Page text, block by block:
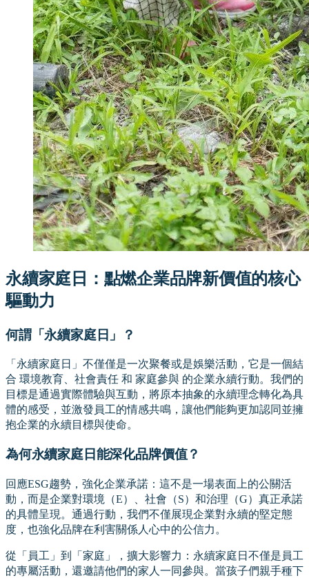
永續家庭日：點燃企業品牌新價值的核心
驅動力
何謂「永續家庭日」？
「永續家庭日」不僅僅是一次聚餐或是娛樂活動，它是一個結
合 環境教育、社會責任 和 家庭參與 的企業永續行動。我們的
目標是通過實際體驗與互動，將原本抽象的永續理念轉化為具
體的感受，並激發員工的情感共鳴，讓他們能夠更加認同並擁
抱企業的永續目標與使命。
為何永續家庭日能深化品牌價值？
回應ESG趨勢，強化企業承諾：這不是一場表面上的公關活
動，而是企業對環境（E）、社會（S）和治理（G）真正承諾
的具體呈現。通過行動，我們不僅展現企業對永續的堅定態
度，也強化品牌在利害關係人心中的公信力。
從「員工」到「家庭」，擴大影響力：永續家庭日不僅是員工
的專屬活動，還邀請他們的家人一同參與。當孩子們親手種下